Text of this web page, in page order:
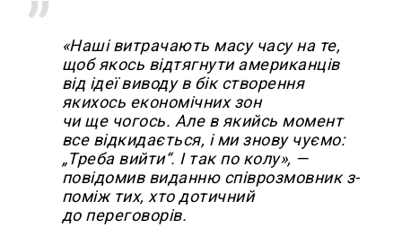
«Наші витрачають масу часу на те,
щоб якось відтягнути американців
від ідеї виводу в бік створення
якихось економічних зон
чи ще чогось. Але в якийсь момент
все відкидається, і ми знову чуємо:
„Треба вийти“. І так по колу», —
повідомив виданню співрозмовник з-
поміж тих, хто дотичний
до переговорів.